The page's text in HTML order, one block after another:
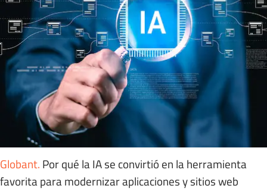
Globant. Por qué la IA se convirtió en la herramienta
favorita para modernizar aplicaciones y sitios web